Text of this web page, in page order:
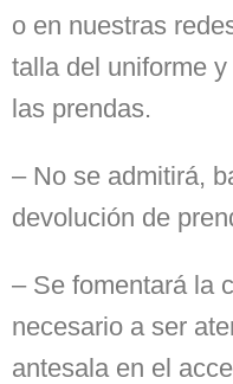
o en nuestras
talla del uniforme
las prendas.
– No se admitirá,
devolución de
– Se fomentará la
necesario a ser
antesala en el